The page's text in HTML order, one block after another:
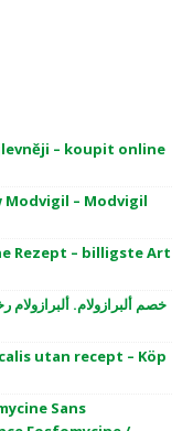
– koupit online
– Modvigil
Rezept – billigste Art
خصم ألبرازولام. ألبرازولام
utan recept – Köp
Sans